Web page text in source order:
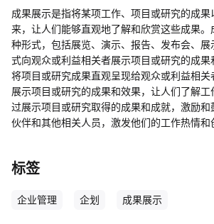
成果展示是指将某项工作、项目或研究的成果
来，让人们能够直观地了解和欣赏这些成果
种形式，包括展览、演示、报告、发布会、
式向观众或利益相关者展示项目或研究的成
将项目或研究成果直观呈现给观众或利益相关
展示项目或研究的成果和效果，让人们了解
过展示项目或研究取得的成果和成就，激励
伙伴和其他相关人员，激发他们的工作热情和
标签
企业管理 企划 成果展示